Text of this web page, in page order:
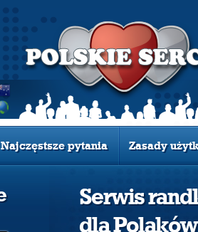
Najczęstsze pytania Zasady
Serwis
dla Polaków